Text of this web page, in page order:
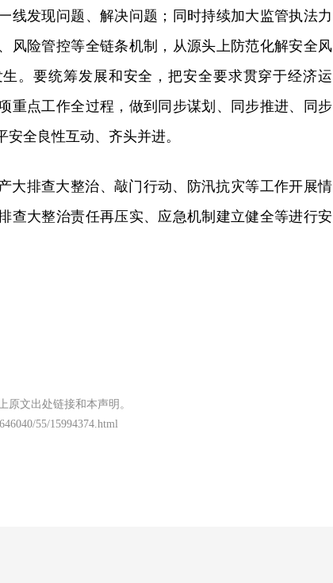
线发现问题、解决问题；同时持续加大监管执法力
风险管控等全链条机制，从源头上防范化解安全风
。要统筹发展和安全，把安全要求贯穿于经济运
重点工作全过程，做到同步谋划、同步推进、同步
全良性互动、齐头并进。
大排查大整治、敲门行动、防汛抗灾等工作开展情
查大整治责任再压实、应急机制建立健全等进行安
原文出处链接和本声明。
55/15994374.html